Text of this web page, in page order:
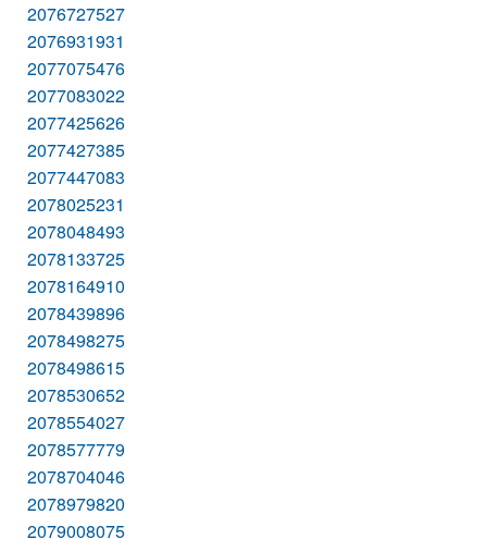
2076727527
2076931931
2077075476
2077083022
2077425626
2077427385
2077447083
2078025231
2078048493
2078133725
2078164910
2078439896
2078498275
2078498615
2078530652
2078554027
2078577779
2078704046
2078979820
2079008075